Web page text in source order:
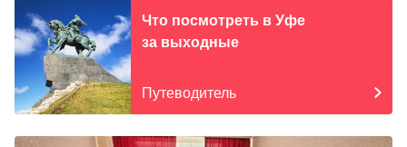
Что посмотреть в Уфе
за выходные
Путеводитель